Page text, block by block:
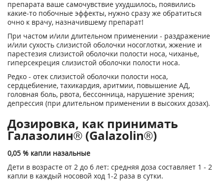
препарата ваше самочувствие ухудшилось, появились
какие-то побочные эффекты, нужно сразу же обратиться
очно к врачу, назначившему препарат!
При частом и/или длительном применении - раздражение
и/или сухость слизистой оболочки носоглотки, жжение и
парестезия слизистой оболочки полости носа, чиханье,
гиперсекреция слизистой оболочки полости носа.
Редко - отек слизистой оболочки полости носа,
сердцебиение, тахикардия, аритмии, повышение АД,
головная боль, рвота, бессонница, нарушение зрения;
депрессия (при длительном применении в высоких дозах).
Дозировка, как принимать
Галазолин® (Galazolin®)
0,05 % капли назальные
Дети в возрасте от 2 до 6 лет: средняя доза составляет 1 - 2
капли в каждый носовой ход 1-2 раза в сутки.